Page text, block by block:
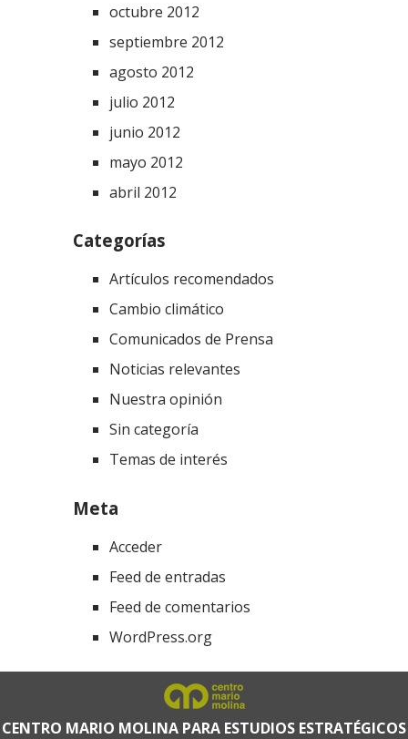
octubre 2012
septiembre 2012
agosto 2012
julio 2012
junio 2012
mayo 2012
abril 2012
Categorías
Artículos recomendados
Cambio climático
Comunicados de Prensa
Noticias relevantes
Nuestra opinión
Sin categoría
Temas de interés
Meta
Acceder
Feed de entradas
Feed de comentarios
WordPress.org
CENTRO MARIO MOLINA PARA ESTUDIOS ESTRATÉGICOS